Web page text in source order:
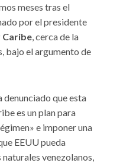
meses tras el
por el presidente
Caribe , cerca de la
bajo el argumento de
que esta
es un plan para
e imponer una
EEUU pueda
venezolanos,